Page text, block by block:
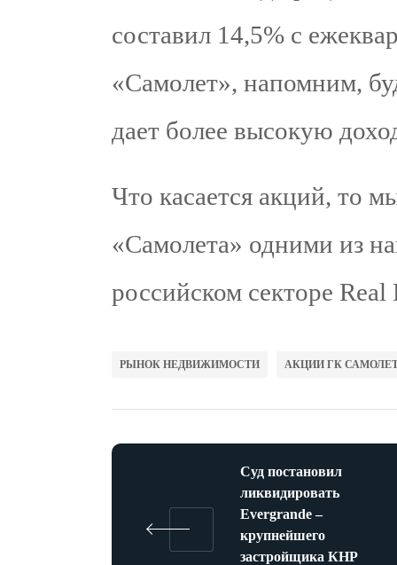
составил 14,5% с
«Самолет», напомним,
дает более высокую
Что касается акций, то
«Самолета» одними из
российском секторе Real
РЫНОК НЕДВИЖИМОСТИ АКЦИИ ГК
Суд постановил
ликвидировать
Evergrande –
крупнейшего
застройщика КНР